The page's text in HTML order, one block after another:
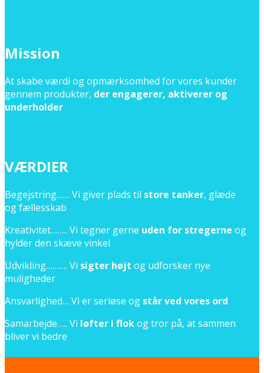
Mission
At skabe værdi og opmærksomhed for vores kunder
gennem produkter, der engagerer, aktiverer og
underholder
VÆRDIER
Begejstring…… Vi giver plads til store tanker, glæde
og fællesskab
Kreativitet…….. Vi tegner gerne uden for stregerne og
hylder den skæve vinkel
Udvikling………. Vi sigter højt og udforsker nye
muligheder
Ansvarlighed… Vi er seriøse og står ved vores ord
Samarbejde….. Vi løfter i flokog tror på, at sammen
bliver vi bedre